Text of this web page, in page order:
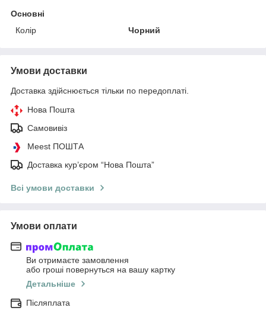
Основні
Колір
Чорний
Умови доставки
Доставка здійснюється тільки по передоплаті.
Нова Пошта
Самовивіз
Meest ПОШТА
Доставка кур’єром “Нова Пошта”
Всі умови доставки
Умови оплати
Ви отримаєте замовлення
або гроші повернуться на вашу картку
Детальніше
Післяплата